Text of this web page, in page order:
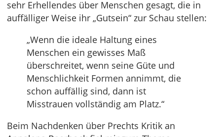
sehr Erhellendes über Menschen gesagt, die in
auffälliger Weise ihr „Gutsein“ zur Schau stellen:
„Wenn die ideale Haltung eines
Menschen ein gewisses Maß
überschreitet, wenn seine Güte und
Menschlichkeit Formen annimmt, die
schon auffällig sind, dann ist
Misstrauen vollständig am Platz.“
Beim Nachdenken über Prechts Kritik an